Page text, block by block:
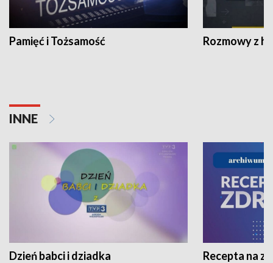
Pamięć i Tożsamość Rozmowy z
INNE
Dzień babci i dziadka Recepta na